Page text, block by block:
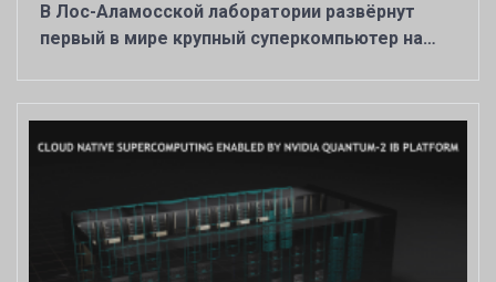
В Лос-Аламосской лаборатории развёрнут
первый в мире крупный суперкомпьютер на